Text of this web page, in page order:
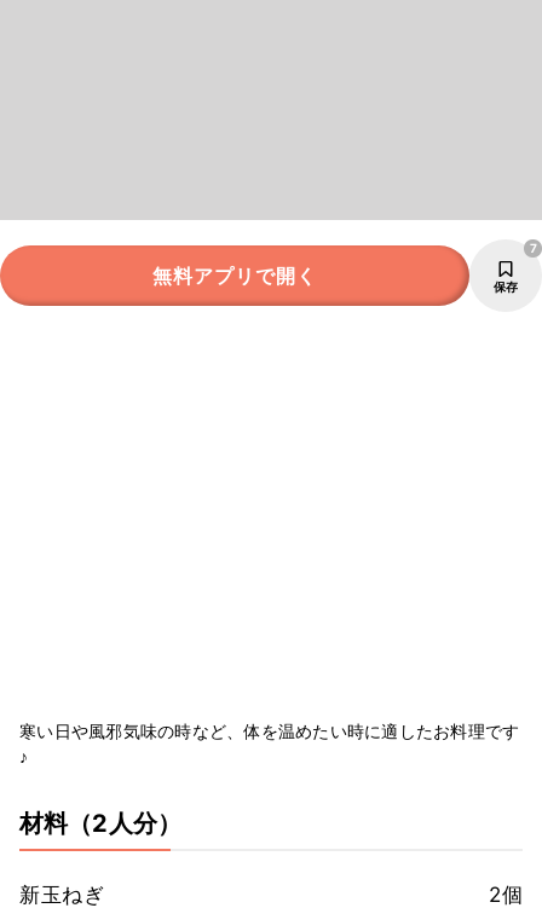
無料アプリで開く 保存
7
寒い日や風邪気味の時など、体を温めたい時に適したお料理です
♪
材料（2人分）
新玉ねぎ
2個